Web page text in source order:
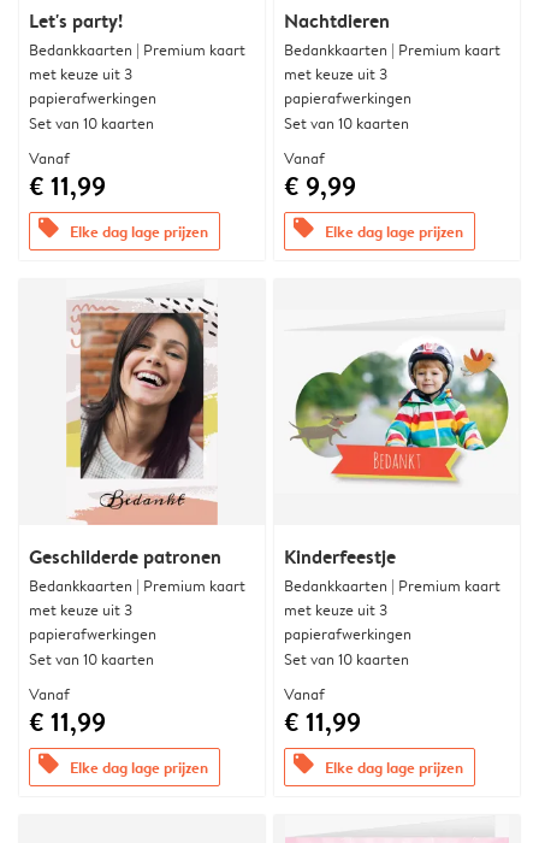
Let's party!
Bedankkaarten | Premium kaart
met keuze uit 3
papierafwerkingen
Set van 10 kaarten
Vanaf
€ 11,99
offers Elke dag lage prijzen
Nachtdieren
Bedankkaarten | Premium kaart
met keuze uit 3
papierafwerkingen
Set van 10 kaarten
Vanaf
€ 9,99
offers Elke dag lage prijzen
Geschilderde patronen
Bedankkaarten | Premium kaart
met keuze uit 3
papierafwerkingen
Set van 10 kaarten
Vanaf
€ 11,99
offers Elke dag lage prijzen
Kinderfeestje
Bedankkaarten | Premium kaart
met keuze uit 3
papierafwerkingen
Set van 10 kaarten
Vanaf
€ 11,99
offers Elke dag lage prijzen